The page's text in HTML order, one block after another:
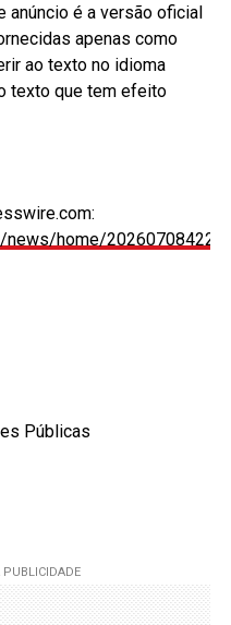
anúncio é a versão oficial
apenas como
ao texto no idioma
texto que tem efeito
news/home/
Públicas